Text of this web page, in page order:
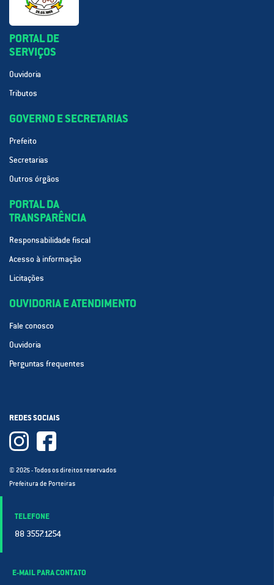
PORTAL DE
SERVIÇOS
Ouvidoria
Tributos
GOVERNO E SECRETARIAS
Prefeito
Secretarias
Outros órgãos
PORTAL DA
TRANSPARÊNCIA
Responsabilidade fiscal
Acesso à informação
Licitações
OUVIDORIA E ATENDIMENTO
Fale conosco
Ouvidoria
Perguntas frequentes
REDES SOCIAIS
© 2025 - Todos os direitos reservados
Prefeitura de Porteiras
TELEFONE
88 3557.1254
E-MAIL PARA CONTATO